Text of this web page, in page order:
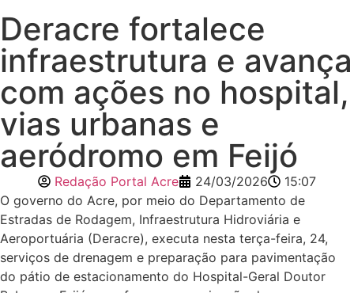
Deracre fortalece
infraestrutura e avança
com ações no hospital,
vias urbanas e
aeródromo em Feijó
Redação Portal Acre 24/03/2026
15:07
O governo do Acre, por meio do Departamento de
Estradas de Rodagem, Infraestrutura Hidroviária e
Aeroportuária (Deracre), executa nesta terça-feira, 24,
serviços de drenagem e preparação para pavimentação
do pátio de estacionamento do Hospital-Geral Doutor